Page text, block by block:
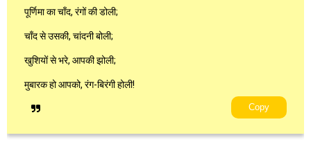
पूर्णिमा का चाँद, रंगों की डोली;
चाँद से उसकी, चांदनी बोली;
खुशियों से भरे, आपकी झोली;
मुबारक हो आपको, रंग-बिरंगी होली!
Copy